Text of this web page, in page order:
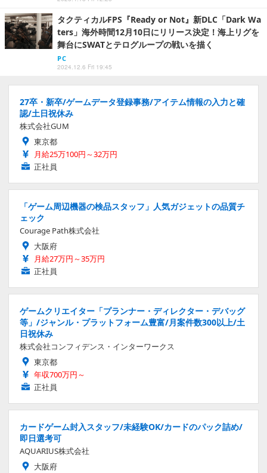
タクティカルFPS『Ready or Not』新DLC「Dark Wa
ters」海外時間12月10日にリリース決定！海上リグを
舞台にSWATとテログループの戦いを描く
PC
2024.12.6 Fri 19:45
27卒・新卒/ゲームデータ登録事務/アイテム情報の入力と確
認/土日祝休み
株式会社GUM
東京都
月給25万100円～32万円
正社員
「ゲーム周辺機器の検品スタッフ」人気ガジェットの品質チ
ェック
Courage Path株式会社
大阪府
月給27万円～35万円
正社員
ゲームクリエイター「プランナー・ディレクター・デバッグ
等」/ジャンル・プラットフォーム豊富/月案件数300以上/土
日祝休み
株式会社コンフィデンス・インターワークス
東京都
年収700万円～
正社員
カードゲーム封入スタッフ/未経験OK/カードのパック詰め/
即日選考可
AQUARIUS株式会社
大阪府